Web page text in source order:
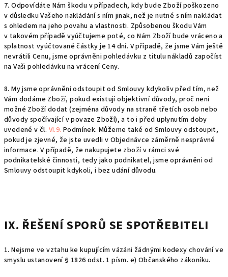
7. Odpovídáte Nám škodu v případech, kdy bude Zboží poškozeno
v důsledku Vašeho nakládání s ním jinak, než je nutné s ním nakládat
s ohledem na jeho povahu a vlastnosti. Způsobenou škodu Vám
v takovém případě vyúčtujeme poté, co Nám Zboží bude vráceno a
splatnost vyúčtované částky je 14 dní. V případě, že jsme Vám ještě
nevrátili Cenu, jsme oprávněni pohledávku z titulu nákladů započíst
na Vaši pohledávku na vrácení Ceny.
8. My jsme oprávněni odstoupit od Smlouvy kdykoliv před tím, než
Vám dodáme Zboží, pokud existují objektivní důvody, proč není
možné Zboží dodat (zejména důvody na straně třetích osob nebo
důvody spočívající v povaze Zboží), a to i před uplynutím doby
uvedené v čl. VI.9. Podmínek. Můžeme také od Smlouvy odstoupit,
pokud je zjevné, že jste uvedli v Objednávce záměrně nesprávné
informace. V případě, že nakupujete zboží v rámci své
podnikatelské činnosti, tedy jako podnikatel, jsme oprávněni od
Smlouvy odstoupit kdykoli, i bez udání důvodu.
IX. ŘEŠENÍ SPORŮ SE SPOTŘEBITELI
1. Nejsme ve vztahu ke kupujícím vázáni žádnými kodexy chování ve
smyslu ustanovení § 1826 odst. 1 písm. e) Občanského zákoníku.